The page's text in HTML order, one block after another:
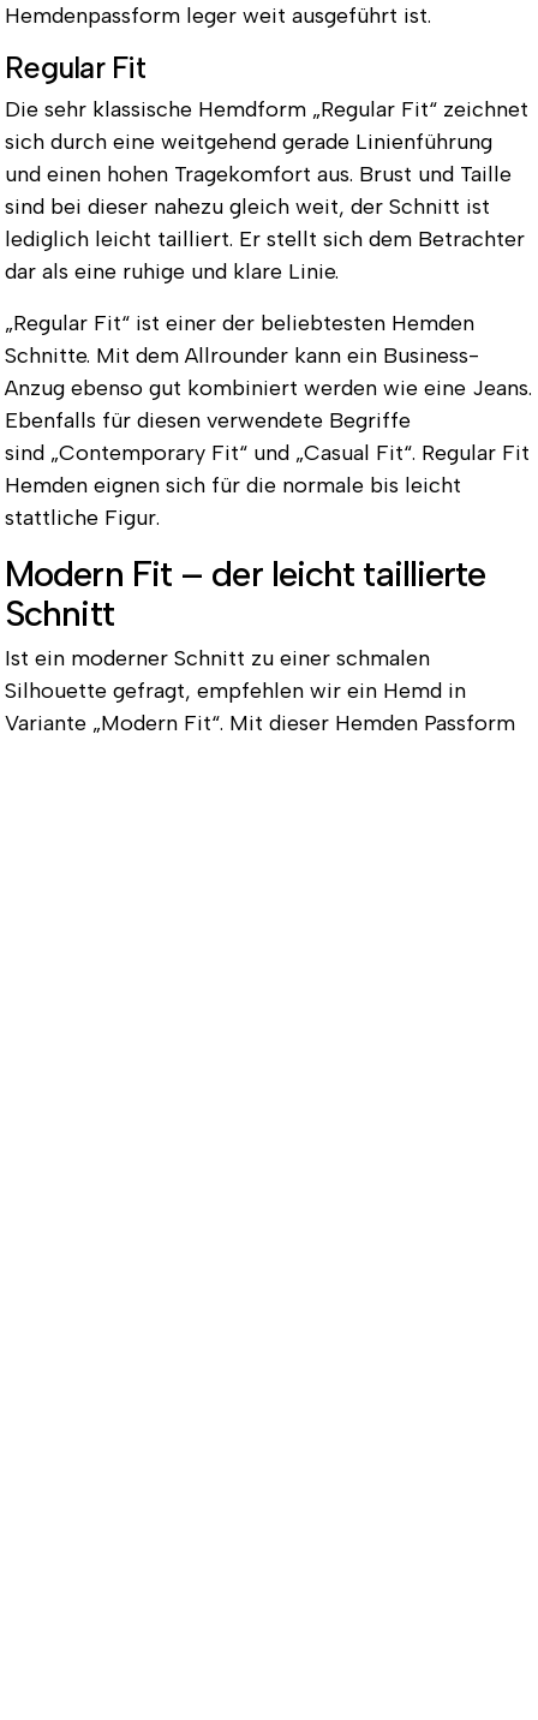
Hemdenpassform leger weit ausgeführt ist.
Regular Fit
Die sehr klassische Hemdform „Regular Fit“ zeichnet
sich durch eine weitgehend gerade Linienführung
und einen hohen Tragekomfort aus. Brust und Taille
sind bei dieser nahezu gleich weit, der Schnitt ist
lediglich leicht tailliert. Er stellt sich dem Betrachter
dar als eine ruhige und klare Linie.
„Regular Fit“ ist einer der beliebtesten Hemden
Schnitte. Mit dem Allrounder kann ein Business-
Anzug ebenso gut kombiniert werden wie eine Jeans.
Ebenfalls für diesen verwendete Begriffe
sind „Contemporary Fit“ und „Casual Fit“. Regular Fit
Hemden eignen sich für die normale bis leicht
stattliche Figur.
Modern Fit – der leicht taillierte
Schnitt
Ist ein moderner Schnitt zu einer schmalen
Silhouette gefragt, empfehlen wir ein Hemd in
Variante „Modern Fit“. Mit dieser Hemden Passform